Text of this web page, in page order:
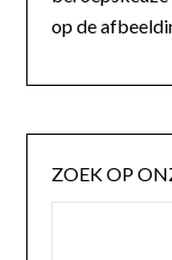
op de
ZOEK OP